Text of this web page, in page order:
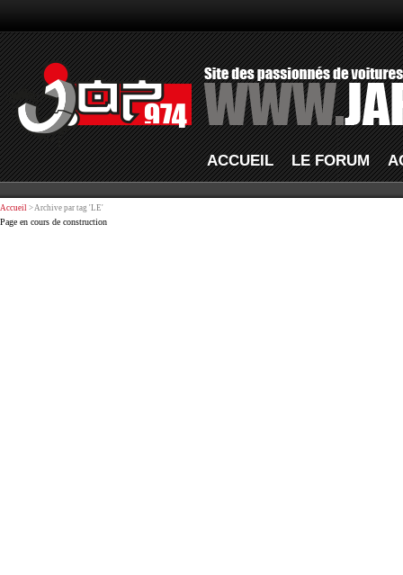
ACCUEIL LE FORUM
Accueil > Archive par tag 'LE'
Page en cours de construction